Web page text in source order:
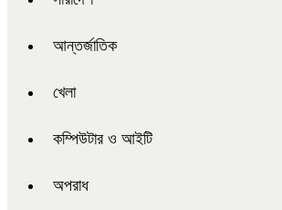
আন্তর্জাতিক
খেলা
কম্পিউটার ও আইটি
অপরাধ